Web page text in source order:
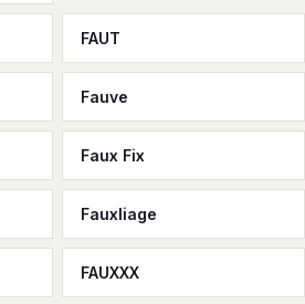
FAUT
Fauve
Faux Fix
Fauxliage
FAUXXX